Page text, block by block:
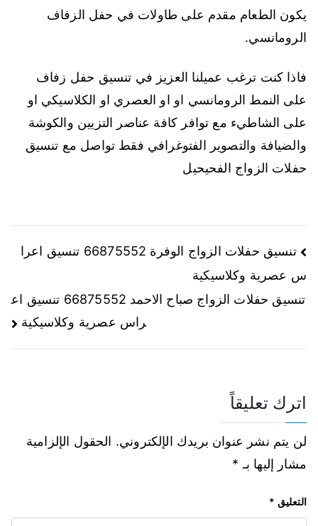
يكون الطعام مقدم على طاولات في حفل الزفاف
الرومانسي.
فاذا كنت ترغب عميلنا العزيز في تنسيق حفل زفاف
على النمط الرومانسي او او العصري او الكلاسيكي او
على الشاطيء مع توافر كافة عناصر التزيين والكوشة
والضيافة والتصوير الفتوغرافي فقط تواصل مع تنسيق
حفلات الزواج الفحيحيل
تنسيق حفلات الزواج الوفرة 66875552 تنسيق اعرا
س عصرية وكلاسيكية
تنسيق حفلات الزواج صباح الاحمد 66875552 تنسيق اع
راس عصرية وكلاسيكية
اترك تعليقاً
لن يتم نشر عنوان بريدك الإلكتروني. الحقول الإلزامية
مشار إليها بـ *
التعليق *